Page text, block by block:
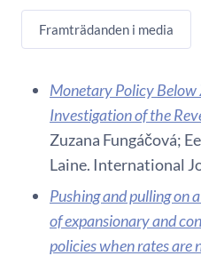
Framträdanden i media
Monetary Policy Below
Investigation of the
Zuzana Fungáčová;
Laine. International
Pushing and pulling on
of expansionary and
policies when rates are